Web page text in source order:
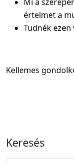
értelmet a
Tudnék
Kellemes
Keresés